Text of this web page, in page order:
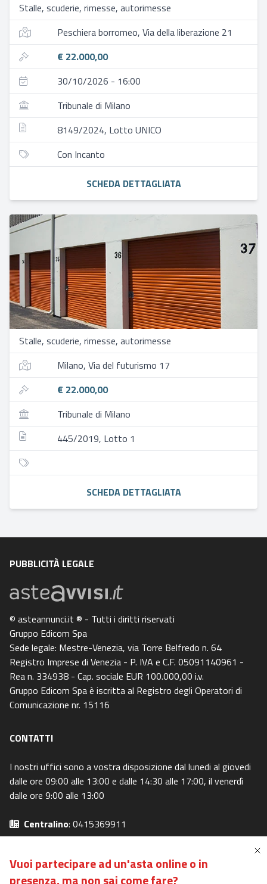
Stalle, scuderie, rimesse, autorimesse
Peschiera borromeo, Via della liberazione 21
€ 22.000,00
30/10/2026 - 16:00
Tribunale di Milano
8149/2024, Lotto UNICO
Con Incanto
SCHEDA DETTAGLIATA
Stalle, scuderie, rimesse, autorimesse
Milano, Via del futurismo 17
€ 22.000,00
Tribunale di Milano
445/2019, Lotto 1
SCHEDA DETTAGLIATA
PUBBLICITÀ LEGALE
© asteannunci.it ® - Tutti i diritti riservati
Gruppo Edicom Spa
Sede legale: Mestre-Venezia, via Torre Belfredo n. 64
Registro Imprese di Venezia - P. IVA e C.F. 05091140961 -
Rea n. 334938 - Cap. sociale EUR 100.000,00 i.v.
Gruppo Edicom Spa è iscritta al Registro degli Operatori di
Comunicazione nr. 15116
CONTATTI
I nostri uffici sono a vostra disposizione dal lunedi al giovedi
dalle ore 09:00 alle 13:00 e dalle 14:30 alle 17:00, il venerdì
dalle ore 9:00 alle 13:00
Centralino: 0415369911
Email: info@asteavvisi.it
Privacy Policy
Cookie Policy
Preferenze Privacy
I miei diritti
Vuoi partecipare ad un'asta online o in
presenza,ma non sai come fare?